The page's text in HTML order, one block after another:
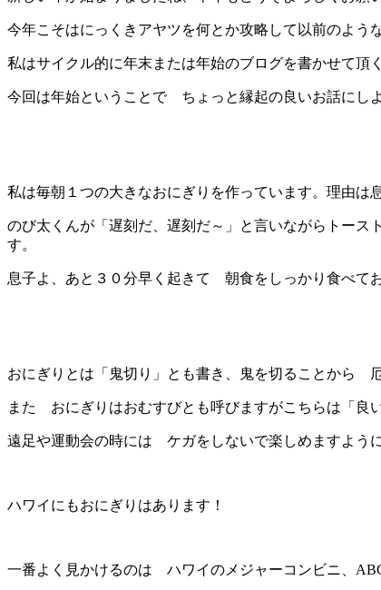
今年こそはにっくきアヤツを何とか攻略して以前のよう
私はサイクル的に年末または年始のブログを書かせて
今回は年始ということで ちょっと縁起の良いお話にし
私は毎朝１つの大きなおにぎりを作っています。理由は
のび太くんが「遅刻だ、遅刻だ～」と言いながらトー
す。
息子よ、あと３０分早く起きて 朝食をしっかり食べてお
おにぎりとは「鬼切り」とも書き、鬼を切ることから
また おにぎりはおむすびとも呼びますがこちらは「良
遠足や運動会の時には ケガをしないで楽しめますよう
ハワイにもおにぎりはあります！
一番よく見かけるのは ハワイのメジャーコンビニ、ABC